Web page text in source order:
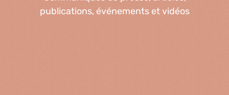
publications, événements et vidéos